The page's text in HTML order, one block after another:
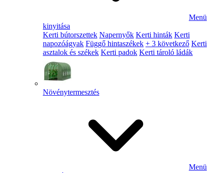
Menü
kinyitása
Kerti bútorszettek Napernyők Kerti hinták Kerti
napozóágyak Függő hintaszékek + 3 következő Kerti
asztalok és székek Kerti padok Kerti tároló ládák
Növénytermesztés
Menü